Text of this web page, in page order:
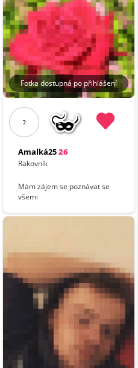
Fotka dostupná po přihlášení
?
Amalká2526
Rakovník
Mám zájem se poznávat se
všemi